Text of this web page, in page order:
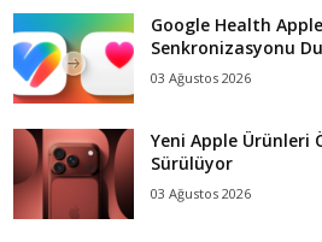
Google Health
Senkronizasyonu
03 Ağustos 2026
Yeni Apple Ürünleri
Sürülüyor
03 Ağustos 2026